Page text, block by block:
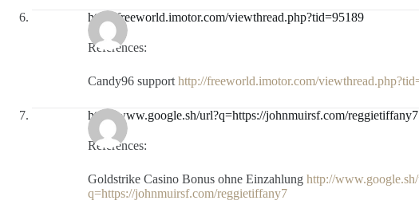
http://freeworld.imotor.com/viewthread.php?tid=95189
References:
Candy96 support http://freeworld.imotor.com/
http://www.google.sh/url?q=https://johnmuirsf.com/reggietiffany7
References:
Goldstrike Casino Bonus ohne Einzahlung http://
q=https://johnmuirsf.com/reggietiffany7